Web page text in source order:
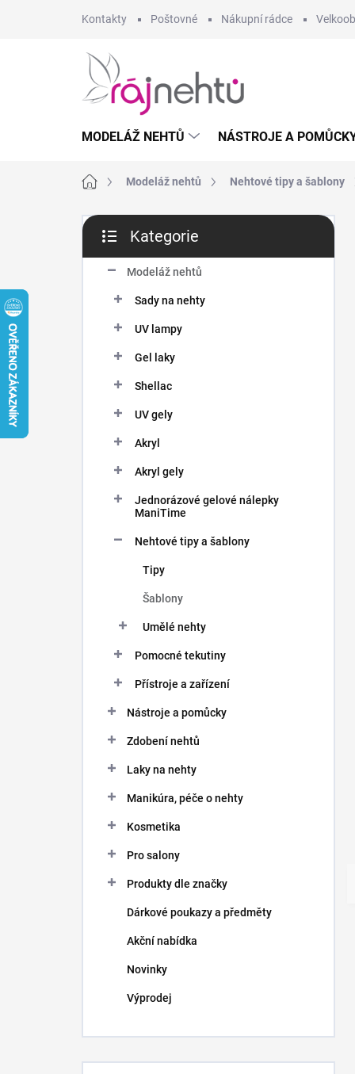
Kontakty Poštovné Nákupní rádce
MODELÁŽ NEHTŮ NÁSTROJE A
Domů Modeláž nehtů Nehtové tipy a šablony
P
s
kategorie
Kategorie
Modeláž nehtů
Sady na nehty
UV lampy
Gel laky
Shellac
UV gely
Akryl
Akryl gely
Jednorázové gelové nálepky
ManiTime
Nehtové tipy a šablony
Tipy
Šablony
Umělé nehty
Pomocné tekutiny
Přístroje a zařízení
Nástroje a pomůcky
Zdobení nehtů
Laky na nehty
Manikúra, péče o nehty
Kosmetika
Pro salony
Produkty dle značky
Dárkové poukazy a předměty
Akční nabídka
Novinky
Výprodej